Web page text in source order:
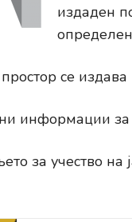
издаден
се издава
информации за
за учество